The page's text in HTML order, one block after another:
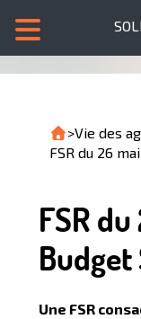
>Vie des
FSR du 26
FSR
Budget
Une FSR